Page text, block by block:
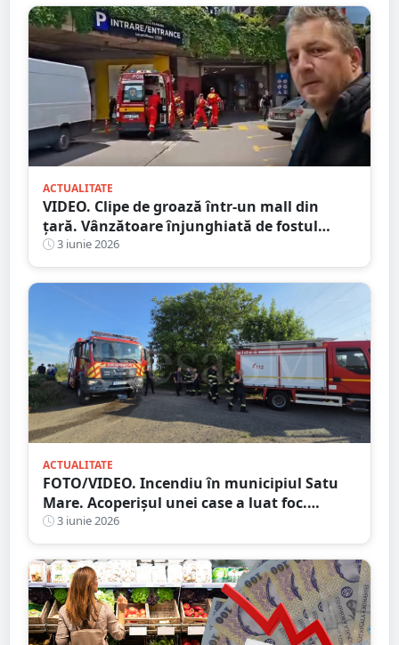
ACTUALITATE
VIDEO. Clipe de groază într-un mall din
țară. Vânzătoare înjunghiată de fostul
iubit. A urmărit-o cu cuțitul printre rafturi
3 iunie 2026
ACTUALITATE
FOTO/VIDEO. Incendiu în municipiul Satu
Mare. Acoperișul unei case a luat foc.
Intervin pompierii
3 iunie 2026